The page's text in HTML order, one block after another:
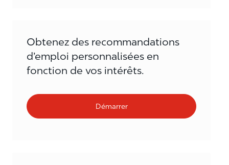
Obtenez des recommandations
d’emploi personnalisées en
fonction de vos intérêts.
Démarrer